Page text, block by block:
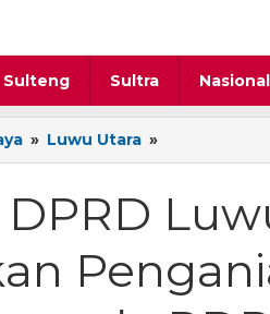
Sulteng Sultra Nasional
» Luwu Utara »
DPRD
Utara
Sesalkan
Terjadi
Saat